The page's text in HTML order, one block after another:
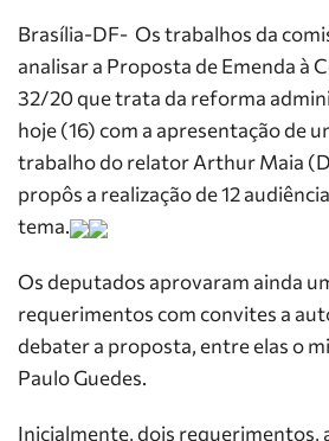
Brasília-DF- Os trabalhos da
analisar a Proposta de Emenda à
32/20 que trata da reforma
hoje (16) com a apresentação de
trabalho do relator Arthur Maia
propôs a realização de 12
tema.
Os deputados aprovaram ainda
requerimentos com convites a
debater a proposta, entre elas o
Paulo Guedes.
Inicialmente, dois requerimentos,